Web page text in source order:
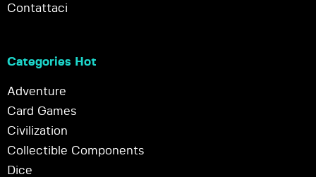
Contattaci
Categories Hot
Adventure
Card Games
Civilization
Collectible Components
Dice